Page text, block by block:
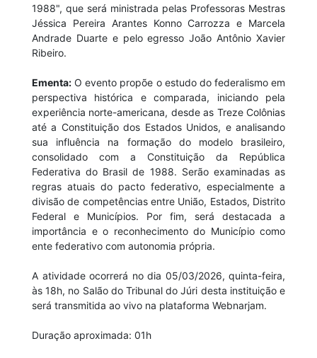
1988", que será ministrada pelas Professoras Mestras
Jéssica Pereira Arantes Konno Carrozza e Marcela
Andrade Duarte e pelo egresso João Antônio Xavier
Ribeiro.
Ementa: O evento propõe o estudo do federalismo em
perspectiva histórica e comparada, iniciando pela
experiência norte-americana, desde as Treze Colônias
até a Constituição dos Estados Unidos, e analisando
sua influência na formação do modelo brasileiro,
consolidado com a Constituição da República
Federativa do Brasil de 1988. Serão examinadas as
regras atuais do pacto federativo, especialmente a
divisão de competências entre União, Estados, Distrito
Federal e Municípios. Por fim, será destacada a
importância e o reconhecimento do Município como
ente federativo com autonomia própria.
A atividade ocorrerá no dia 05/03/2026, quinta-feira,
às 18h, no Salão do Tribunal do Júri desta instituição e
será transmitida ao vivo na plataforma Webnarjam.
Duração aproximada: 01h